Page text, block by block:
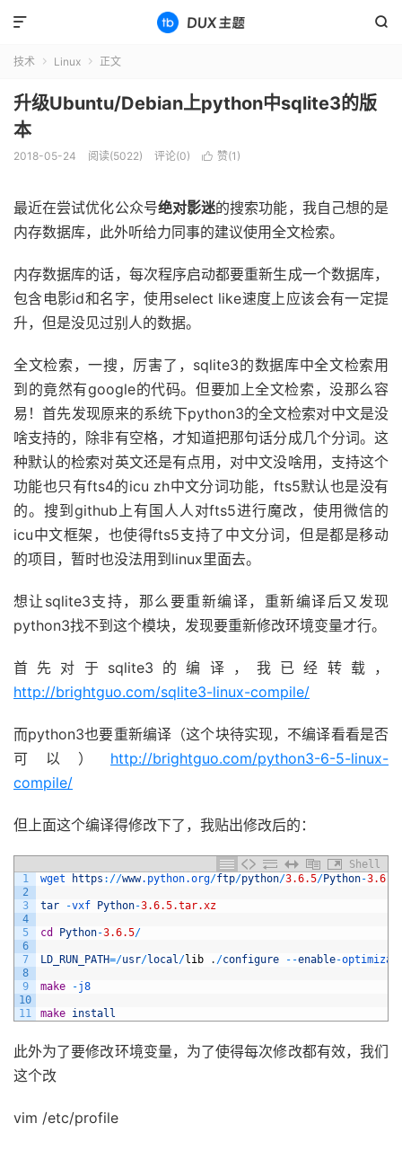


技术  Linux  正文
升级Ubuntu/Debian上python中sqlite3的版
本
2018-05-24 阅读(5022) 评论(0)  赞(1 )
最近在尝试优化公众号绝对影迷的搜索功能，我自己想的是
内存数据库，此外听给力同事的建议使用全文检索。
内存数据库的话，每次程序启动都要重新生成一个数据库，
包含电影id和名字，使用select like速度上应该会有一定提
升，但是没见过别人的数据。
全文检索，一搜，厉害了，sqlite3的数据库中全文检索用
到的竟然有google的代码。但要加上全文检索，没那么容
易！首先发现原来的系统下python3的全文检索对中文是没
啥支持的，除非有空格，才知道把那句话分成几个分词。这
种默认的检索对英文还是有点用，对中文没啥用，支持这个
功能也只有fts4的icu zh中文分词功能，fts5默认也是没有
的。搜到github上有国人人对fts5进行魔改，使用微信的
icu中文框架，也使得fts5支持了中文分词，但是都是移动
的项目，暂时也没法用到linux里面去。
想让sqlite3支持，那么要重新编译，重新编译后又发现
python3找不到这个模块，发现要重新修改环境变量才行。
首先对于sqlite3的编译，我已经转载，
http://brightguo.com/sqlite3-linux-compile/
而python3也要重新编译（这个块待实现，不编译看看是否
可以） http://brightguo.com/python3-6-5-linux-
compile/
但上面这个编译得修改下了，我贴出修改后的：
Shell
1
2
3
4
5
6
7
8
9
10
11
wget https : //www.python.org/ftp/python/3.6.5/Python-
tar -vxf Python-3.6.5.tar.xz
cd Python-3.6.5/
LD_RUN_PATH=/usr/local/lib . /configure --enable-
make -j8
make install
此外为了要修改环境变量，为了使得每次修改都有效，我们
这个改
vim /etc/profile